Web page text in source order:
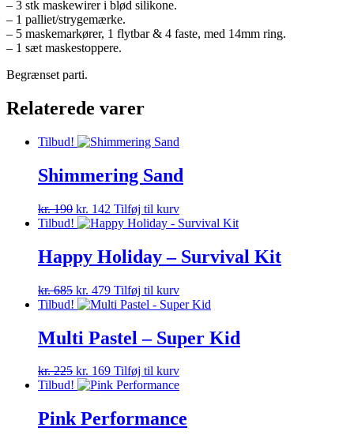
– 3 stk maskewirer i blød silikone.
– 1 palliet/strygemærke.
– 5 maskemarkører, 1 flytbar & 4 faste, med 14mm ring.
– 1 sæt maskestoppere.
Begrænset parti.
Relaterede varer
Tilbud!
Shimmering Sand
kr.190 Den
oprindelige
kr. 190.
kr. 142 Den
aktuelle
er:
kr. 142.
Tilføj til kurv
Tilbud!
Happy Holiday – Survival Kit
kr.685 Den
oprindelige
var:
kr. 685.
kr. 479Den
aktuelle
er:
kr. 479.
Tilføj til kurv
Tilbud!
Multi Pastel – Super Kid
kr.225 Den
oprindelige
var:
kr. 225.
kr. 169Den
aktuelle
er:
kr. 169.
Tilføj til kurv
Tilbud!
Pink Performance